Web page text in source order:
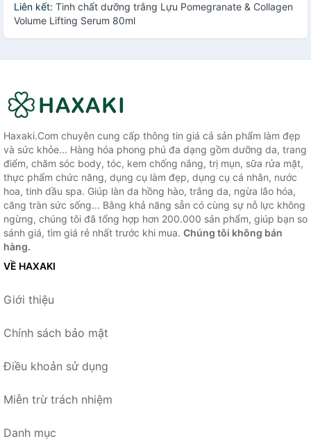
Liên kết: Tinh chất dưỡng trắng Lựu Pomegranate & Collagen
Volume Lifting Serum 80ml
Haxaki.Com chuyên cung cấp thông tin giá cả sản phẩm làm đẹp
và sức khỏe... Hàng hóa phong phú đa dạng gồm dưỡng da, trang
điểm, chăm sóc body, tóc, kem chống nắng, trị mụn, sữa rửa mặt,
thực phẩm chức năng, dụng cụ làm đẹp, dụng cụ cá nhân, nước
hoa, tinh dầu spa. Giúp làn da hồng hào, trắng da, ngừa lão hóa,
căng tràn sức sống... Bằng khả năng sẵn có cùng sự nỗ lực không
ngừng, chúng tôi đã tổng hợp hơn 200.000 sản phẩm, giúp bạn so
sánh giá, tìm giá rẻ nhất trước khi mua. Chúng tôi không bán
hàng.
VỀ HAXAKI
Giới thiệu
Chính sách bảo mật
Điều khoản sử dụng
Miễn trừ trách nhiệm
Danh mục